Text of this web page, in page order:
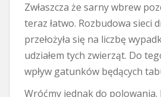
Zwłaszcza że sarny wbrew
teraz łatwo. Rozbudowa sieci
przełożyła się na liczbę
udziałem tych zwierząt. Do
wpływ gatunków będących
Wróćmy jednak do polowania.